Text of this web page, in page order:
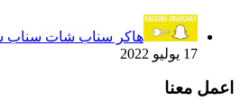
هاكر سناب شات سناب
17 يوليو 2022
اعمل معنا